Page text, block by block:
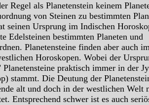
Regel als Planetenstein keinem
von Steinen zu bestimmten
seinen Ursprung im Indischen
Edelsteinen bestimmten Planeten und
Planetensteine finden aber auch
Horoskopen. Wobei der
praktisch immer in der
stammt. Die Deutung der
alt und doch in der westlichen Welt
Entsprechend schwer ist es auch